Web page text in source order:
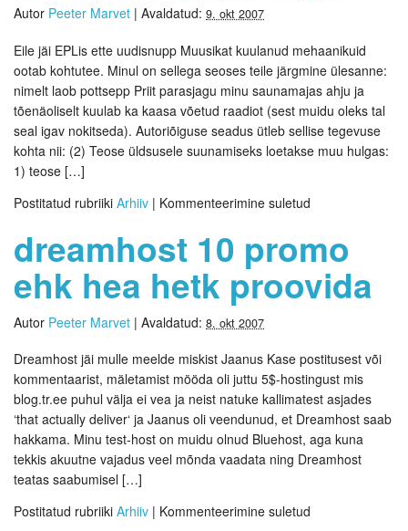
Autor Peeter Marvet | Avaldatud: 9. okt 2007
Eile jäi EPLis ette uudisnupp Muusikat kuulanud mehaanikuid
ootab kohtutee. Minul on sellega seoses teile järgmine ülesanne:
nimelt laob pottsepp Priit parasjagu minu saunamajas ahju ja
tõenäoliselt kuulab ka kaasa võetud raadiot (sest muidu oleks tal
seal igav nokitseda). Autoriõiguse seadus ütleb sellise tegevuse
kohta nii: (2) Teose üldsusele suunamiseks loetakse muu hulgas:
1) teose […]
Postitatud rubriiki Arhiiv | Kommenteerimine suletud
dreamhost 10 promo
ehk hea hetk proovida
Autor Peeter Marvet | Avaldatud: 8. okt 2007
Dreamhost jäi mulle meelde miskist Jaanus Kase postitusest või
kommentaarist, mäletamist mööda oli juttu 5$-hostingust mis
blog.tr.ee puhul välja ei vea ja neist natuke kallimatest asjades
‘that actually deliver‘ ja Jaanus oli veendunud, et Dreamhost saab
hakkama. Minu test-host on muidu olnud Bluehost, aga kuna
tekkis akuutne vajadus veel mõnda vaadata ning Dreamhost
teatas saabumisel […]
Postitatud rubriiki Arhiiv | Kommenteerimine suletud